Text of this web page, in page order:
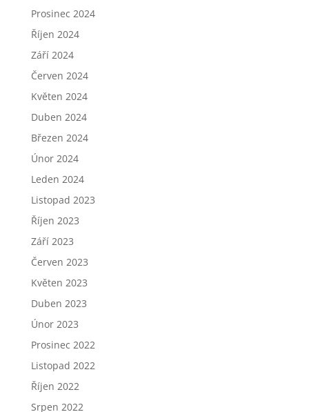
Prosinec 2024
Říjen 2024
Září 2024
Červen 2024
Květen 2024
Duben 2024
Březen 2024
Únor 2024
Leden 2024
Listopad 2023
Říjen 2023
Září 2023
Červen 2023
Květen 2023
Duben 2023
Únor 2023
Prosinec 2022
Listopad 2022
Říjen 2022
Srpen 2022